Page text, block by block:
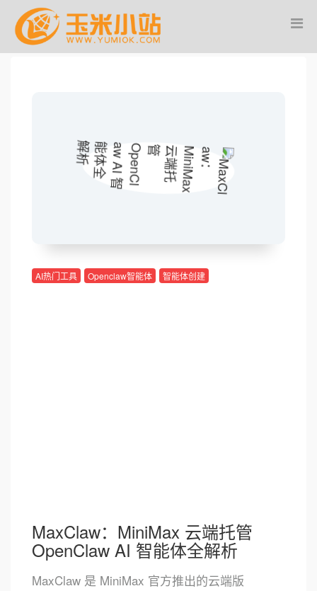
AI热门工具 Openclaw智能体 智能体创建
MaxClaw：MiniMax 云端托管
OpenClaw AI 智能体全解析
MaxClaw 是 MiniMax 官方推出的云端版